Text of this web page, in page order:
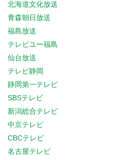
北海道文化放送
青森朝日放送
福島放送
テレビユー福島
仙台放送
テレビ静岡
静岡第一テレビ
SBSテレビ
新潟総合テレビ
中京テレビ
CBCテレビ
名古屋テレビ